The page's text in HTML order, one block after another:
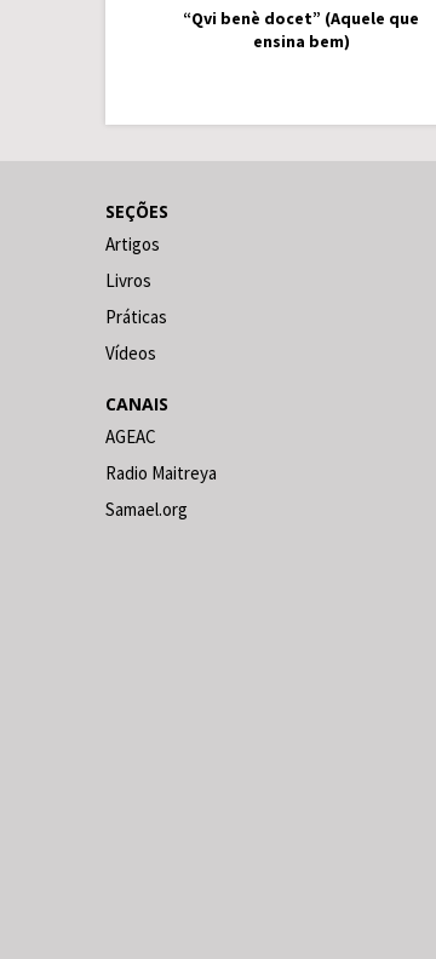
“Qvi benè docet” (Aquele que
ensina bem)
SEÇÕES
Artigos
Livros
Práticas
Vídeos
CANAIS
AGEAC
Radio Maitreya
Samael.org